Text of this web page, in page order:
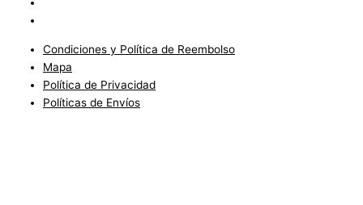
Condiciones y Política de Reembolso
Mapa
Política de Privacidad
Políticas de Envíos